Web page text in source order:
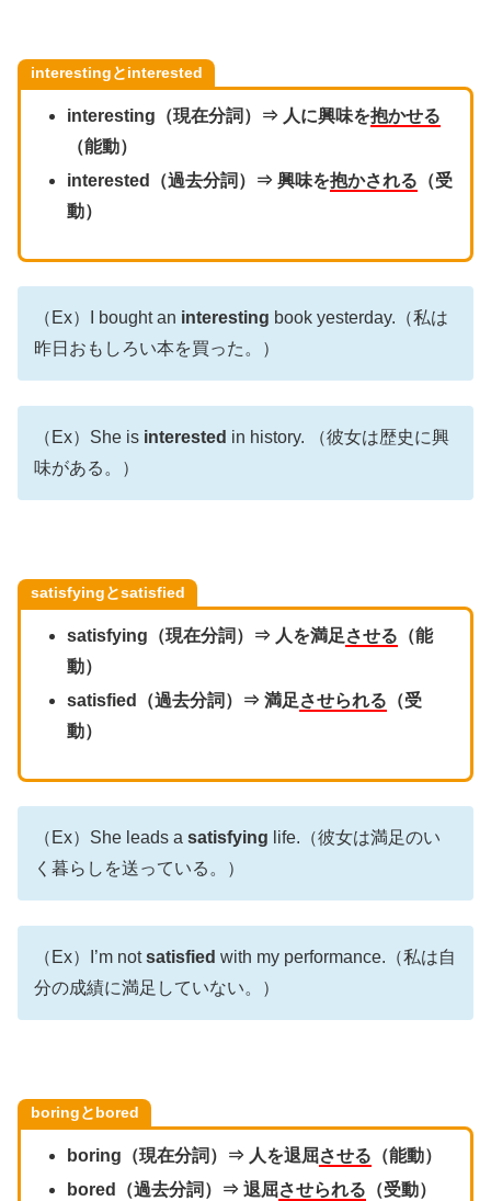
interestingとinterested
interesting（現在分詞）⇒ 人に興味を抱かせる
（能動）
interested（過去分詞）⇒ 興味を抱かされる （受
動）
（Ex）I bought an interesting book yesterday.（私は
昨日おもしろい本を買った。）
（Ex）She is interested in history. （彼女は歴史に興
味がある。）
satisfyingとsatisfied
satisfying（現在分詞）⇒ 人を満足 させる （能
動）
satisfied（過去分詞）⇒ 満足 させられる （受
動）
（Ex）She leads a satisfying life.（彼女は満足のい
く暮らしを送っている。）
（Ex）I’m notsatisfied with my performance.（私は自
分の成績に満足していない。）
boringとbored
boring（現在分詞）⇒ 人を退屈させる （能動）
bored（過去分詞）⇒ 退屈させられる （受動）